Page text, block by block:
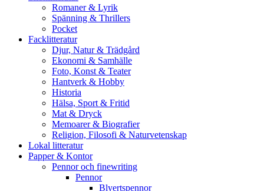
Romaner & Lyrik
Spänning & Thrillers
Pocket
Facklitteratur
Djur, Natur & Trädgård
Ekonomi & Samhälle
Foto, Konst & Teater
Hantverk & Hobby
Historia
Hälsa, Sport & Fritid
Mat & Dryck
Memoarer & Biografier
Religion, Filosofi & Naturvetenskap
Lokal litteratur
Papper & Kontor
Pennor och finewriting
Pennor
Blyertspennor